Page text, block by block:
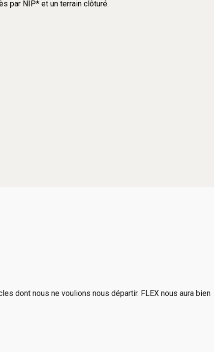
par NIP* et un terrain clôturé.
dont nous ne voulions nous départir. FLEX nous aura bien